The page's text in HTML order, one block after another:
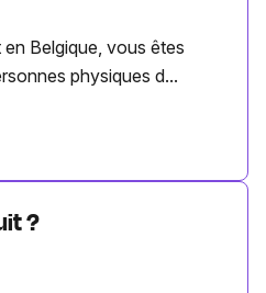
en Belgique, vous êtes
physiques d...
?